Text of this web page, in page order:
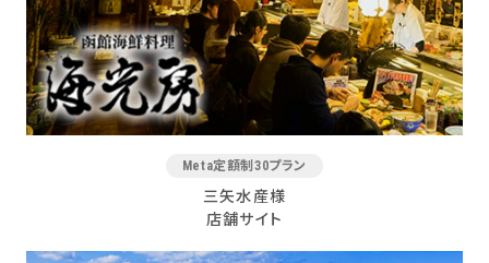
Meta定額制30プラン
三矢水産様
店舗サイト